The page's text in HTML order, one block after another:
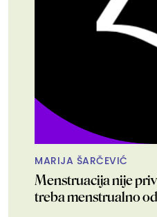
MARIJA ŠARČEVIĆ
Menstruacija nije
treba menstrualno